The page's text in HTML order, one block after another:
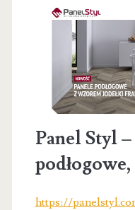
Panel Styl
https://